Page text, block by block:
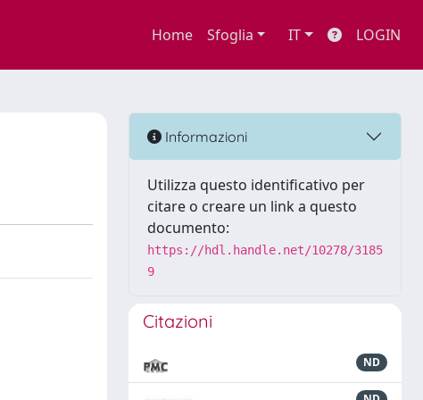
Home Sfoglia IT LOGIN
Informazioni
Utilizza questo identificativo per
citare o creare un link a questo
documento:
https://hdl.handle.net/10278/3185
9
Citazioni
ND